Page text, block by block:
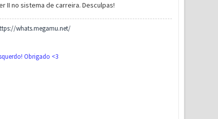
II no sistema de carreira. Desculpas!
whats.megamu.net/
Obrigado <3